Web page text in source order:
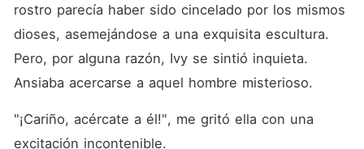
rostro parecía haber sido cincelado por los mismos
dioses, asemejándose a una exquisita escultura.
Pero, por alguna razón, Ivy se sintió inquieta.
Ansiaba acercarse a aquel hombre misterioso.
"¡Cariño, acércate a él!", me gritó ella con una
excitación incontenible.